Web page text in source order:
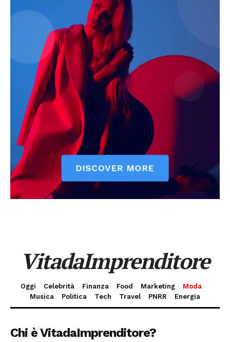
VitadaImprenditore
Oggi Celebrità Finanza Food Marketing
Moda
Musica
Politica Tech Travel PNRR Energia
Chi è VitadaImprenditore?